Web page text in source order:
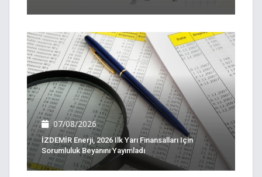
07/08/2026
İZDEMİR Enerji, 2026 Ilk Yarı Finansalları Için
Sorumluluk Beyanını Yayımladı